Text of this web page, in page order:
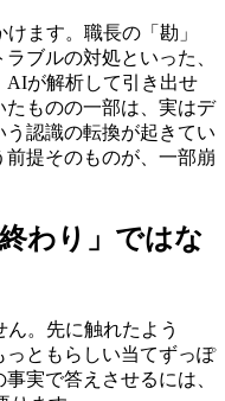
ます。職長の「勘」
ブルの対処といった、
AIが解析して引き出せ
たものの一部は、実はデ
認識の転換が起きてい
提そのものが、一部崩
わり」ではな
。先に触れたよう
ともらしい当てずっぽ
実で答えさせるには、